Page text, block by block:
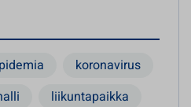
koronavirus
liikuntapaikka